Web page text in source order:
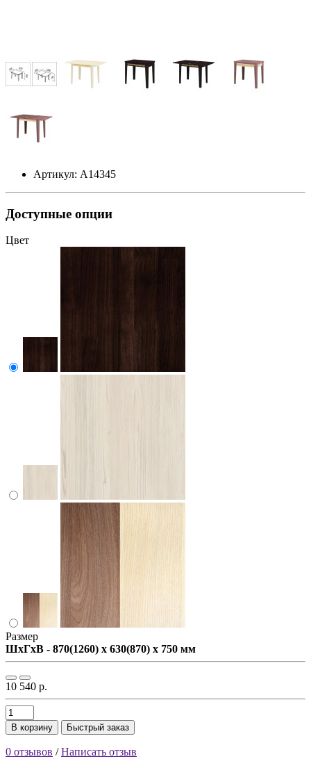
Артикул: А14345
Доступные опции
Цвет
Размер
ШxГxВ - 870(1260) x 630(870) x 750 мм
10 540 р.
В корзину Быстрый заказ
0 отзывов /Написать отзыв